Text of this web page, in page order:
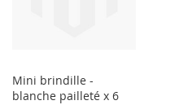
Mini brindille -
blanche pailleté x 6